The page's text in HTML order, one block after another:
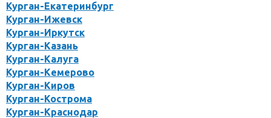
Курган-Екатеринбург
Курган-Ижевск
Курган-Иркутск
Курган-Казань
Курган-Калуга
Курган-Кемерово
Курган-Киров
Курган-Кострома
Курган-Краснодар